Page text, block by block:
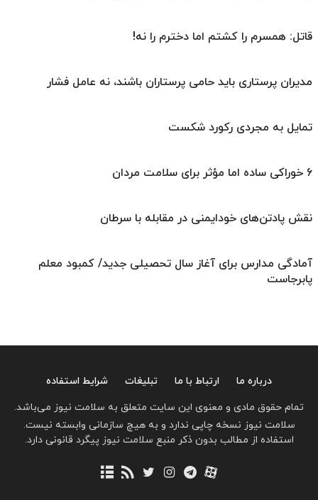
قاتل: همسرم را کشتم اما دخترم را نه!
مدیران پرستاری باید حامی پرستاران باشند، نه عامل فشار
تمایل به مجردی رکورد شکست
۶ خوراکی ساده اما مؤثر برای سلامت مردان
نقش پادتن‌های خودایمنی در مقابله با سرطان
آمادگی مدارس برای آغاز سال تحصیلی جدید/ کمبود معلم
پابرجاست
درباره ما ارتباط با ما تبلیغات
شرایط استفاده
تمام حقوق مادی و معنوی این سایت متعلق به سلامت نیوز می‌باشد.
سلامت نیوز نسخه چاپی ندارد و به هیچ سازمانی وابسته نیست.
استفاده از مطالب بدون ذکر منبع سلامت نیوز پیگرد قانونی دارد.